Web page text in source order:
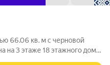
66.06 кв. м с черновой
на 3 этаже 18 этажного дома,